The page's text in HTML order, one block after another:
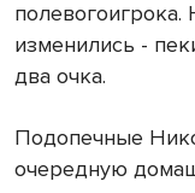
изменились -
два очка.
Подопечные
очередную